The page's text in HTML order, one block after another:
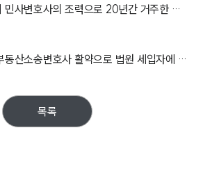
대륜법률상담예약
[부동산명도소송 사례] 민사변호사의 조력으로 20년간 거주한 부동산 지켜내
[건물인도 소송승소] 부동산소송변호사 활약으로 법원 세입자에 밀린 차임 및 대여금 지급 판결
목록